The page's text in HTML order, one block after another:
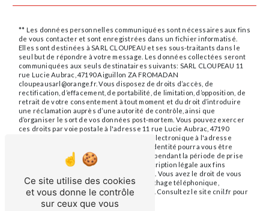
** Les données personnelles communiquées sont nécessaires aux fins
de vous contacter et sont enregistrées dans un fichier informatisé.
Elles sont destinées à SARL CLOUPEAU et ses sous-traitants dans le
seul but de répondre à votre message. Les données collectées seront
communiquées aux seuls destinataires suivants: SARL CLOUPEAU 11
rue Lucie Aubrac, 47190 Aiguillon ZA FROMADAN
cloupeausarl@orange.fr. Vous disposez de droits d’accès, de
rectification, d’effacement, de portabilité, de limitation, d’opposition, de
retrait de votre consentement à tout moment et du droit d’introduire
une réclamation auprès d’une autorité de contrôle, ainsi que
d’organiser le sort de vos données post-mortem. Vous pouvez exercer
ces droits par voie postale à l'adresse 11 rue Lucie Aubrac, 47190
Aiguillon ZA FROMADAN ou par courrier électronique à l'adresse
cloupeausarl@orange.fr. Un justificatif d'identité pourra vous être
demandé. Nous conservons vos données pendant la période de prise
de contact puis pendant la durée de prescription légale aux fins
probatoires et de gestion des contentieux. Vous avez le droit de vous
inscrire sur la liste d'opposition au démarchage téléphonique,
disponible à cette adresse:Bloctel.gouv.fr
. Consultez le site cnil.fr pour
plus d’informations sur vos droits.
Ce site utilise des cookies
et vous donne le contrôle
sur ceux que vous